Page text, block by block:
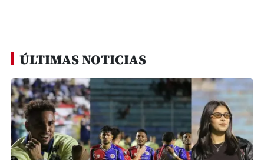
ÚLTIMAS NOTICIAS